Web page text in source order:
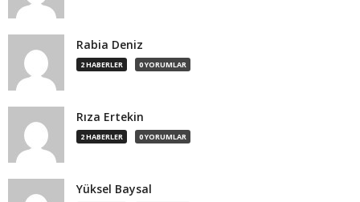
Rabia Deniz
2 HABERLER 0 YORUMLAR
Rıza Ertekin
2 HABERLER 0 YORUMLAR
Yüksel Baysal